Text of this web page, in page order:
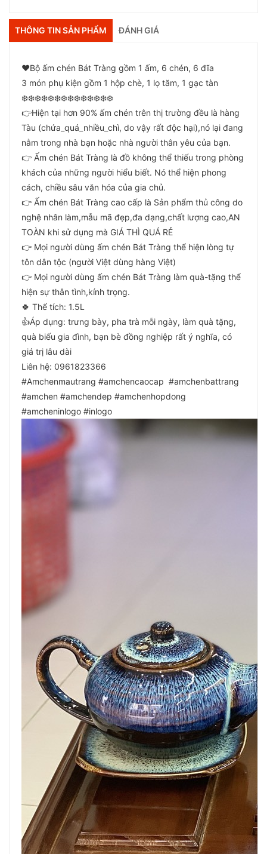
THÔNG TIN SẢN PHẨM ĐÁNH GIÁ
❤️Bộ ấm chén Bát Tràng gồm 1 ấm, 6 chén, 6 đĩa
3 món phụ kiện gồm 1 hộp chè, 1 lọ tăm, 1 gạc tàn
❄️❄️❄️❄️❄️❄️❄️❄️❄️❄️❄️❄️❄️❄️
👉Hiện tại hơn 90% ấm chén trên thị trường đều là hàng
Tàu (chứa_quá_nhiều_chì, do vậy rất độc hại),nó lại đang
nằm trong nhà bạn hoặc nhà người thân yêu của bạn.
👉 Ấm chén Bát Tràng là đồ không thể thiếu trong phòng
khách của những người hiểu biết. Nó thể hiện phong
cách, chiều sâu văn hóa của gia chủ.
👉 Ấm chén Bát Tràng cao cấp là Sản phẩm thủ công do
nghệ nhân làm,mẫu mã đẹp,đa dạng,chất lượng cao,AN
TOÀN khi sử dụng mà GIÁ THÌ QUÁ RẺ
👉 Mọi người dùng ấm chén Bát Tràng thể hiện lòng tự
tôn dân tộc (người Việt dùng hàng Việt)
👉 Mọi người dùng ấm chén Bát Tràng làm quà-tặng thể
hiện sự thân tình,kính trọng.
🍀 Thể tích: 1.5L
👍Áp dụng: trưng bày, pha trà mỗi ngày, làm quà tặng,
quà biếu gia đình, bạn bè đồng nghiệp rất ý nghĩa, có
giá trị lâu dài
Liên hệ: 0961823366
#Amchenmautrang #amchencaocap #amchenbattrang
#amchen #amchendep #amchenhopdong
#amcheninlogo #inlogo